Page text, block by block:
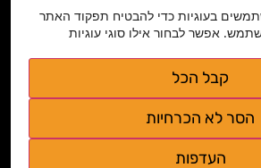
נגישות אתר
בעוגיות כדי להבטיח תפקוד האתר
אפשר לבחור אילו סוגי עוגיות
קבל הכל
הסר לא הכרחיות
העדפות